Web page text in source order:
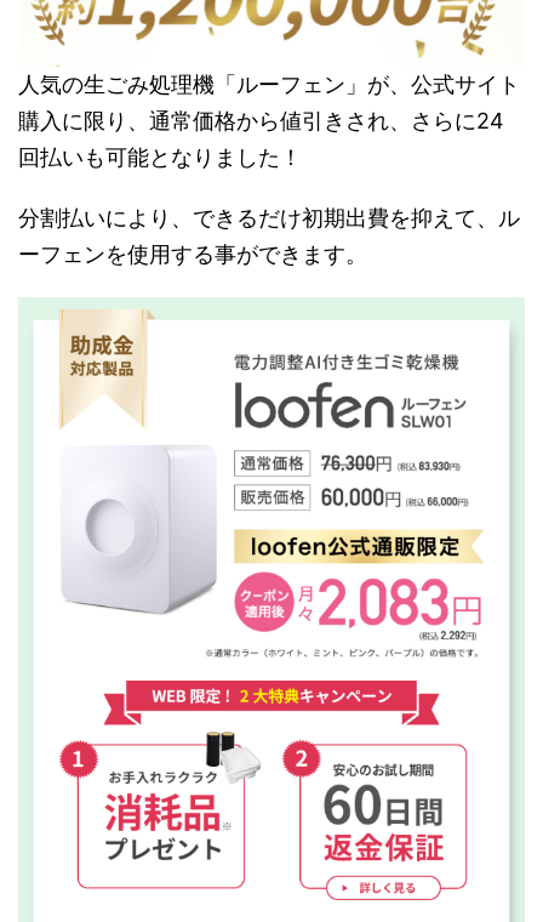
人気の生ごみ処理機「ルーフェン」が、公式サイト
購入に限り、通常価格から値引きされ、さらに24
回払いも可能となりました！
分割払いにより、できるだけ初期出費を抑えて、ル
ーフェンを使用する事ができます。